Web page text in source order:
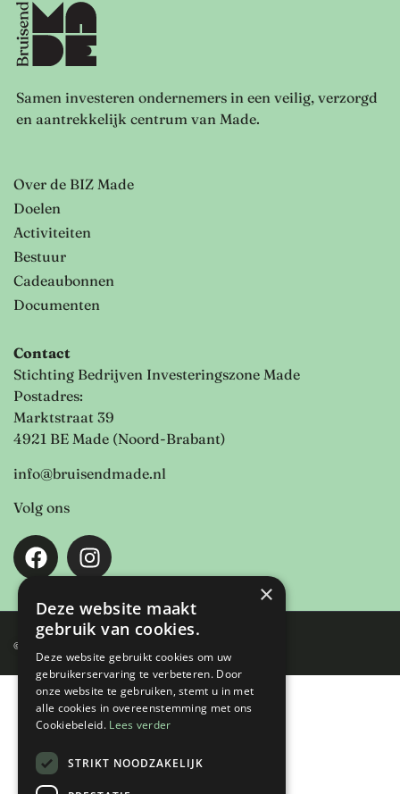
Samen investeren ondernemers in een veilig, verzorgd
en aantrekkelijk centrum van Made.
Over de BIZ Made
Doelen
Activiteiten
Bestuur
Cadeaubonnen
Documenten
Contact
Stichting Bedrijven Investeringszone Made
Postadres:
Marktstraat 39
4921 BE Made (Noord-Brabant)
info@bruisendmade.nl
Volg ons
© 2023 – 2026 BIZ Made
×
Deze website maakt
gebruik van cookies.
Deze website gebruikt cookies om uw
gebruikerservaring te verbeteren. Door
onze website te gebruiken, stemt u in met
alle cookies in overeenstemming met ons
Cookiebeleid. Lees verder
STRIKT NOODZAKELIJK